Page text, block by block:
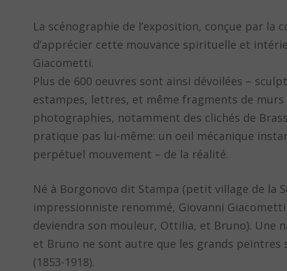
La scénographie de l’exposition, conçue par
d’apprécier cette mouvance spirituelle et
Giacometti.
Plus de 600 oeuvres sont ainsi dévoilées –
estampes, lettres, et même fragments de murs
photographies, notamment des clichés de
pratique pas lui-même: un oeil mécanique
perpétuel mouvement – de la réalité.
Né à Borgonovo dit Stampa (petit village de la
impressionniste renommé, Giovanni
deviendra son mouleur, Ottilia, et Bruno). Une
et Bruno ne sont autre que les grands peintres
(1853-1918).